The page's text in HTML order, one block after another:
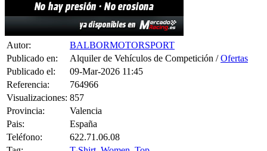
Autor:
BALBORMOTORSPORT
Publicado en:
Alquiler de Vehículos de Competición /
Publicado el:
09-Mar-2026 11:45
Referencia:
764966
Visualizaciones:
857
Provincia:
Valencia
Pais:
España
Teléfono:
622.71.06.08
Tag:
T-Shirt ,Women